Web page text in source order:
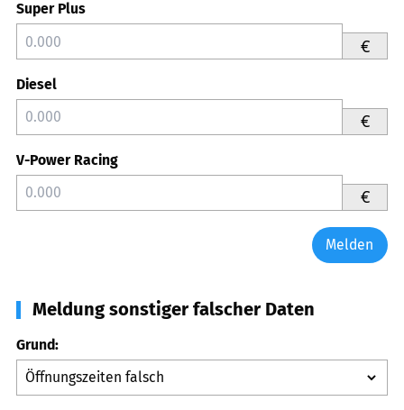
Super Plus
€
Diesel
€
V-Power Racing
€
Melden
Meldung sonstiger falscher Daten
Grund: